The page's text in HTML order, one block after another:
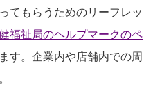
てもらうためのリーフレッ
福祉局のヘルプマークのペ
す。企業内や店舗内での周